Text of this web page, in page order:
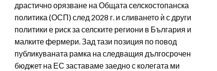
драстично орязване на Общата селскостопанска
политика (ОСП) след 2028 г. и сливането ѝ с други
политики е риск за селските региони в България и
малките фермери. Зад тази позиция по повод
публикуваната рамка на следващия дългосрочен
бюджет на ЕС заставаме заедно с колегата ми